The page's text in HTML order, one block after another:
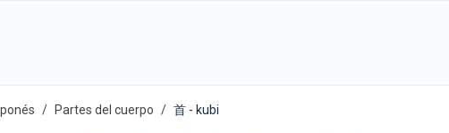
Partes del cuerpo 首 - kubi